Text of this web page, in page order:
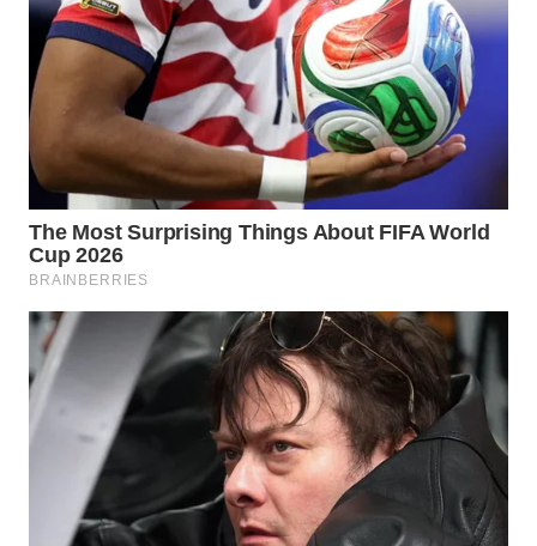
WN
BINTAN
MANDALIKA
WN
LIKUPANG
LABUANBAJO